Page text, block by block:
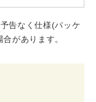
告なく仕様(パッケ
があります。